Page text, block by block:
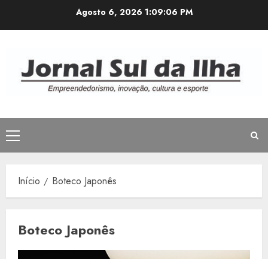
Agosto 6, 2026 1:09:06 PM
Menu
principal
Início Boteco Japonês
Boteco Japonês